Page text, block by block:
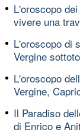
L'oroscopo
vivere una
L'oroscopo di
Vergine
L'oroscopo
Vergine,
Il Paradiso
di Enrico e